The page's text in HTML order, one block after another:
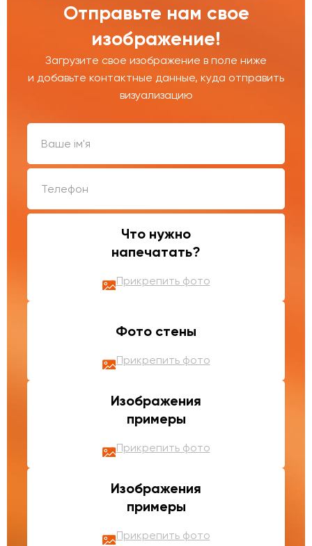
Отправьте нам свое
изображение!
Загрузите свое изображение в поле ниже
и добавьте контактные данные, куда отправить
визуализацию
Что нужно
напечатать?
Прикрепить фото
Фото стены
Прикрепить фото
Изображения
примеры
Прикрепить фото
Изображения
примеры
Прикрепить фото